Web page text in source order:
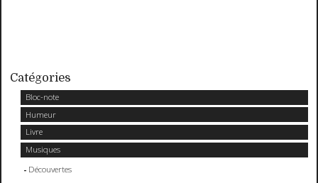
Catégories
Bloc-note
Humeur
Livre
Musiques
Découvertes